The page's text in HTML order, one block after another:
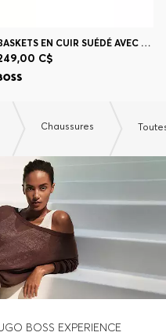
BASKETS EN CUIR SUÉDÉ AVEC FINITIONS EN CUIR LISSE
C$
Chaussures
BOSS EXPERIENCE